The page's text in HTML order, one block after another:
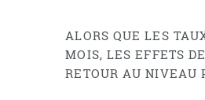
ALORS QUE LES
MOIS, LES EFFETS
RETOUR AU NIVEAU